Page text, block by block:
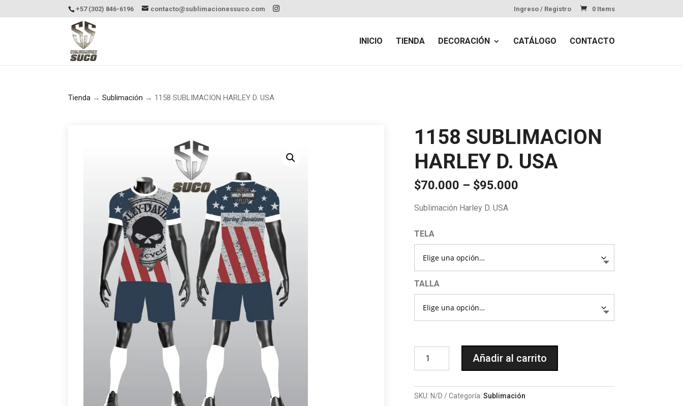
+57 (302) 846-6196 contacto@sublimacionessuco.com Ingreso / Registro 0 Items
INICIO TIENDA DECORACIÓN CATÁLOGO CONTACTO
Tienda →Sublimación → 1158 SUBLIMACION HARLEY D. USA
1158 SUBLIMACION
HARLEY D. USA
$70.000 – $95.000Price
Sublimación Harley D. USA
TELA
TALLA
SUBLIMACION
D.
USA
Añadir al carrito
SKU: N/D Categoría: Sublimación